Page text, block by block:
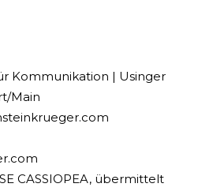
Kommunikation | Usinger
Main
CASSIOPEA, übermittelt